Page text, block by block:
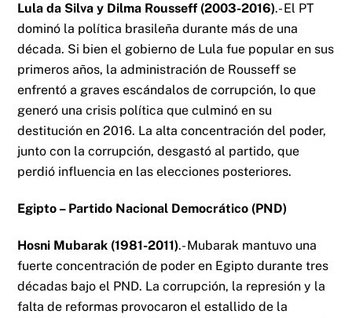
Lula da Silva y Dilma Rousseff (2003-2016).- El PT
dominó la política brasileña durante más de una
década. Si bien el gobierno de Lula fue popular en sus
primeros años, la administración de Rousseff se
enfrentó a graves escándalos de corrupción, lo que
generó una crisis política que culminó en su
destitución en 2016. La alta concentración del poder,
junto con la corrupción, desgastó al partido, que
perdió influencia en las elecciones posteriores.
Egipto – Partido Nacional Democrático (PND)
Hosni Mubarak (1981-2011).- Mubarak mantuvo una
fuerte concentración de poder en Egipto durante tres
décadas bajo el PND. La corrupción, la represión y la
falta de reformas provocaron el estallido de la